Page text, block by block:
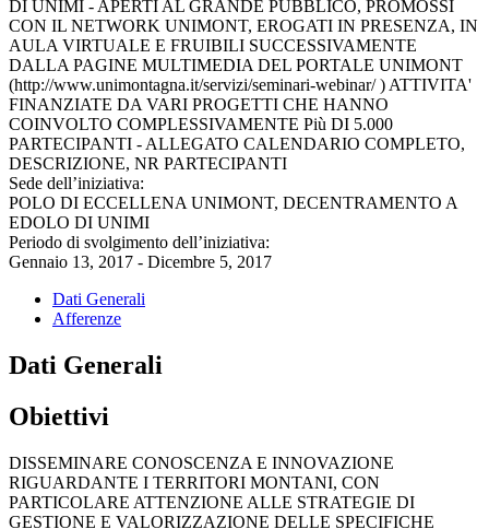
DI UNIMI - APERTI AL GRANDE PUBBLICO, PROMOSSI
CON IL NETWORK UNIMONT, EROGATI IN PRESENZA, IN
AULA VIRTUALE E FRUIBILI SUCCESSIVAMENTE
DALLA PAGINE MULTIMEDIA DEL PORTALE UNIMONT
(http://www.unimontagna.it/servizi/seminari-webinar/ ) ATTIVITA'
FINANZIATE DA VARI PROGETTI CHE HANNO
COINVOLTO COMPLESSIVAMENTE Più DI 5.000
PARTECIPANTI - ALLEGATO CALENDARIO COMPLETO,
DESCRIZIONE, NR PARTECIPANTI
Sede dell’iniziativa:
POLO DI ECCELLENA UNIMONT, DECENTRAMENTO A
EDOLO DI UNIMI
Periodo di svolgimento dell’iniziativa:
Gennaio 13, 2017 - Dicembre 5, 2017
Dati Generali
Afferenze
Dati Generali
Obiettivi
DISSEMINARE CONOSCENZA E INNOVAZIONE
RIGUARDANTE I TERRITORI MONTANI, CON
PARTICOLARE ATTENZIONE ALLE STRATEGIE DI
GESTIONE E VALORIZZAZIONE DELLE SPECIFICHE